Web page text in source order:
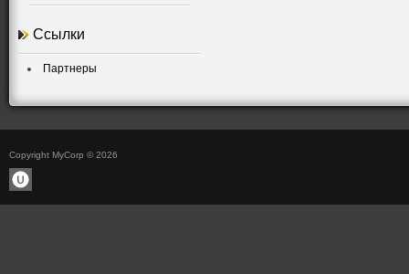
Ссылки
Партнеры
Copyright MyCorp © 2026